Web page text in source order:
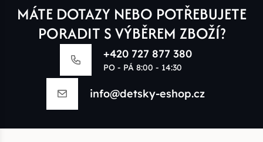
MÁTE DOTAZY NEBO POTŘEBUJETE
PORADIT S VÝBĚREM ZBOŽÍ?
+420 727 877 380
PO - PÁ 8:00 - 14:30
info@detsky-eshop.cz